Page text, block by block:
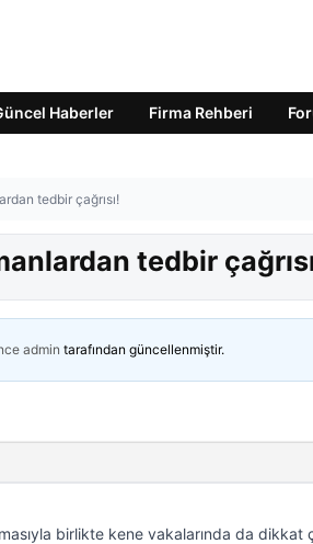
Haberler Firma Rehberi
tedbir çağrısı!
tedbir
admin tarafından güncellenmiştir.
birlikte kene vakalarında da